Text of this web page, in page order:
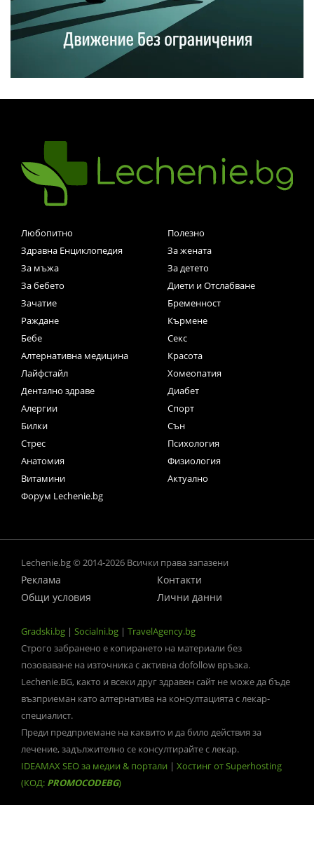
Любопитно
Полезно
Здравна Енциклопедия
За жената
За мъжа
За детето
За бебето
Диети и Отслабване
Зачатие
Бременност
Раждане
Кърмене
Бебе
Секс
Алтернативна медицина
Красота
Лайфстайл
Хомеопатия
Дентално здраве
Диабет
Алергии
Спорт
Билки
Сън
Стрес
Психология
Анатомия
Физиология
Витамини
Актуално
Форум Lechenie.bg
Lechenie.bg © 2014-2026 Всички права запазени
Реклама
Контакти
Общи условия
Лични данни
Gradski.bg | Socialni.bg | TravelAgency.bg
Строго забранено е копирането на материали без
позоваване на източника с активна dofollow връзка.
Lechenie.BG, както и всеки друг здравен сайт не може да бъде
възприеман като алтернатива на консултацията с лекар-
специалист.
Преди предприемане на каквито и да било действия за
лечение, задължително се консултирайте с лекар.
IDEAMAX SEO за медии & портали | Хостинг от Superhosting
(КОД: PROMOCODEBG)